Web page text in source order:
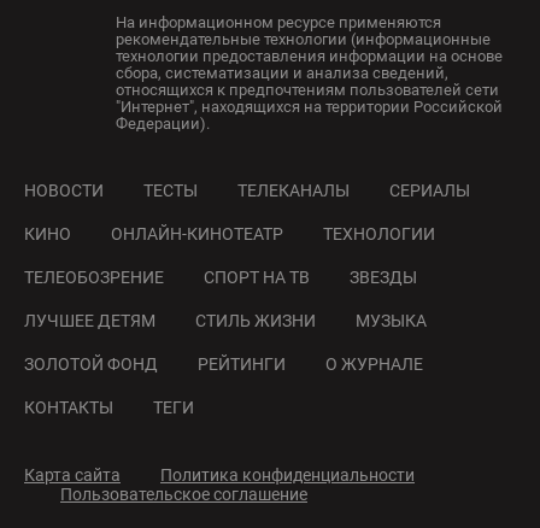
На информационном ресурсе применяются
рекомендательные технологии (информационные
технологии предоставления информации на основе
сбора, систематизации и анализа сведений,
относящихся к предпочтениям пользователей сети
"Интернет", находящихся на территории Российской
Федерации).
НОВОСТИ ТЕСТЫ ТЕЛЕКАНАЛЫ СЕРИАЛЫ
КИНО ОНЛАЙН-КИНОТЕАТР ТЕХНОЛОГИИ
ТЕЛЕОБОЗРЕНИЕ СПОРТ НА ТВ ЗВЕЗДЫ
ЛУЧШЕЕ ДЕТЯМ СТИЛЬ ЖИЗНИ МУЗЫКА
ЗОЛОТОЙ ФОНД РЕЙТИНГИ О ЖУРНАЛЕ
КОНТАКТЫ ТЕГИ
Карта сайта
Политика конфиденциальности
Пользовательское соглашение